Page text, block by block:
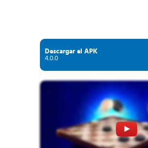
Descargar el APK
4.0.0